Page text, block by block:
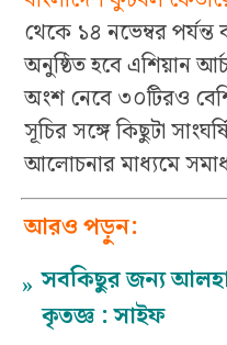
থেকে ১৪ নভেম্বর পর্যন্ত
অনুষ্ঠিত হবে এশিয়ান
অংশ নেবে ৩০টিরও
সূচির সঙ্গে কিছুটা
আলোচনার মাধ্যমে
আরও পড়ুন:
» সবকিছুর জন্য
কৃতজ্ঞ : সাইফ